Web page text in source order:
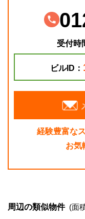
受付時
ビルID：
経験豊富な
お気
周辺の類似物件 (面